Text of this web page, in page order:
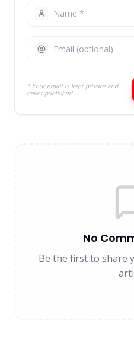
* Your email is kept private and
never published.
No
Be the first to share